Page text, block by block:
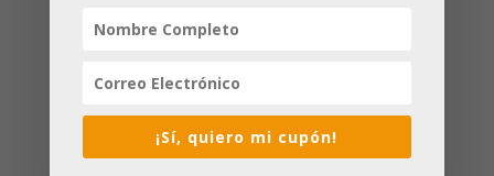
Productos relacionados
¡Sí, quiero mi cupón!